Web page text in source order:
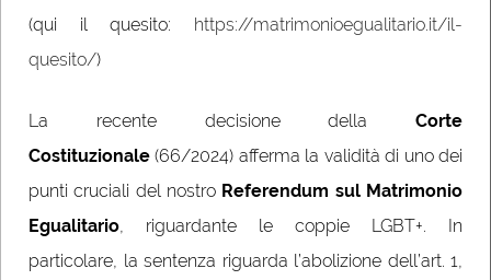
(qui il quesito: https://matrimonioegualitario.it/il-
quesito/)
La recente decisione della Corte
Costituzionale (66/2024) afferma la validità di uno dei
punti cruciali del nostro Referendum sul Matrimonio
Egualitario , riguardante le coppie LGBT+. In
particolare, la sentenza riguarda l’abolizione dell’art. 1,